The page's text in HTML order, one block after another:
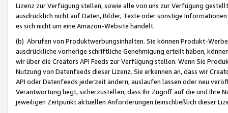
Lizenz zur Verfügung stellen, sowie alle von uns zur Verfügung
ausdrücklich nicht auf Daten, Bilder, Texte oder sonstige
es sich nicht um eine Amazon-Website handelt.
(b) Abrufen von Produktwerbungsinhalten. Sie können Produkt-
ausdrückliche vorherige schriftliche Genehmigung erteilt haben,
wir über die Creators API Feeds zur Verfügung stellen. Wenn Sie
Nutzung von Datenfeeds dieser Lizenz. Sie erkennen an, dass wir
API oder Datenfeeds jederzeit ändern, auslaufen lassen oder neu
Verantwortung liegt, sicherzustellen, dass Ihr Zugriff auf die und Ihre
jeweiligen Zeitpunkt aktuellen Anforderungen (einschließlich dieser